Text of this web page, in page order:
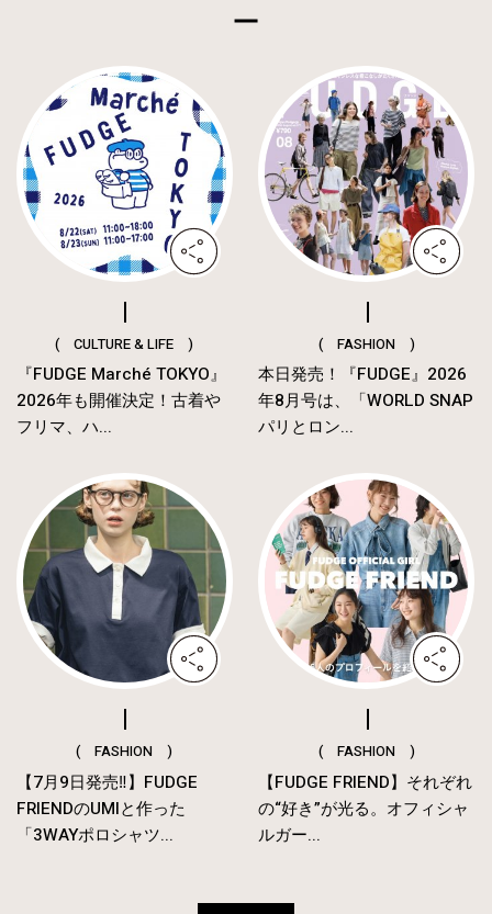
( CULTURE & LIFE )
『FUDGE Marché TOKYO』
2026年も開催決定！古着や
フリマ、ハ...
( FASHION )
本日発売！『FUDGE』2026
年8月号は、「WORLD SNAP
パリとロン...
( FASHION )
【7月9日発売‼︎】FUDGE
FRIENDのUMIと作った
「3WAYポロシャツ...
( FASHION )
【FUDGE FRIEND】それぞれ
の“好き”が光る。オフィシャ
ルガー...